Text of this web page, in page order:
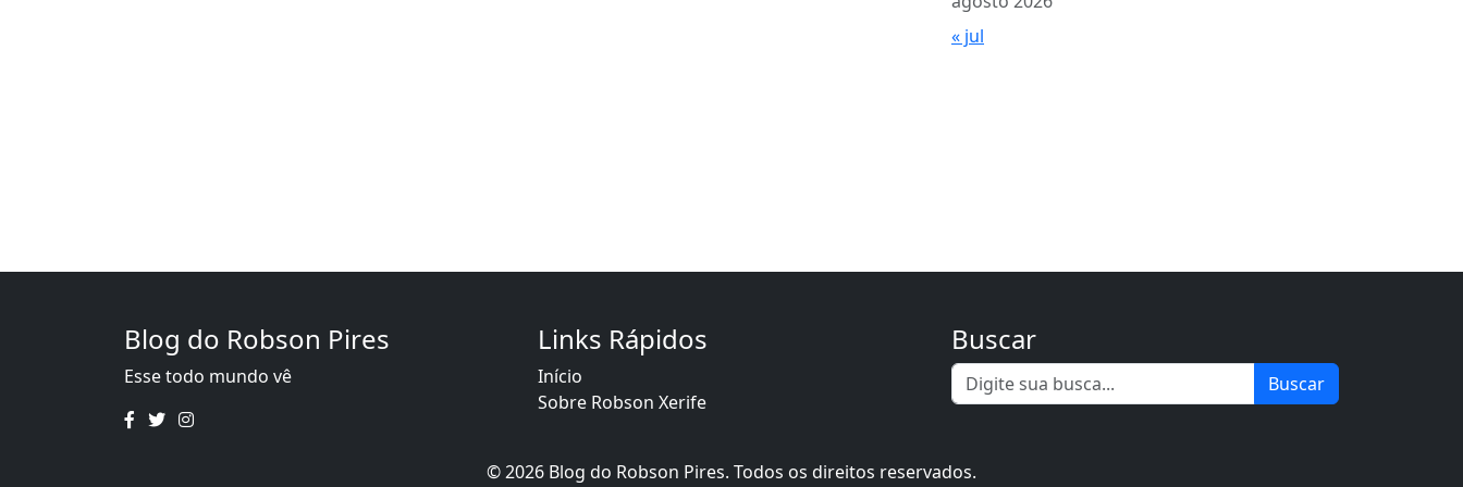
« jul
Blog do Robson Pires
Esse todo mundo vê
Links Rápidos
Início
Sobre Robson Xerife
Buscar
Buscar
© 2026 Blog do Robson Pires. Todos os direitos reservados.